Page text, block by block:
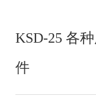
KSD-25 各
件